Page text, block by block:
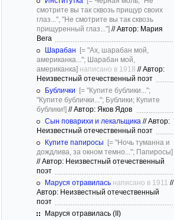
смотрите вы так сквозь прищур своих
глаз...", "Не смотрите вы так сквозь
прищуренный глаз..."] //Автор: Мария
Вега
Шарабан [= "Ах, шарабан мой,
американка..."; Шарабан мой,
американка] написано в 1918 //Автор:
Неизвестный отечественный поэт
Бублички [= "Купите бублики...";
"Купите бублички..."; Бублики; Купите
бублики!] //Автор: Яков Ядов
Сын поварихи и лекальщика //Автор:
Неизвестный отечественный поэт
Купите папиросы [= "Ночь туманна и
дождлива, за окном темно..."; Папиросы]
//Автор: Неизвестный отечественный
поэт
Маруся отравилась написано в 1911 //
Автор: Неизвестный отечественный
поэт
Маруся отравилась (II)